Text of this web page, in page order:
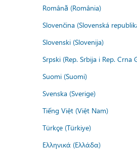
Română (România)
Slovenčina (Slovenská
Slovenski (Slovenija)
Srpski (Rep. Srbija i Rep. Crna
Suomi (Suomi)
Svenska (Sverige)
Tiếng Việt (Việt Nam)
Türkçe (Türkiye)
Ελληνικά (Ελλάδα)